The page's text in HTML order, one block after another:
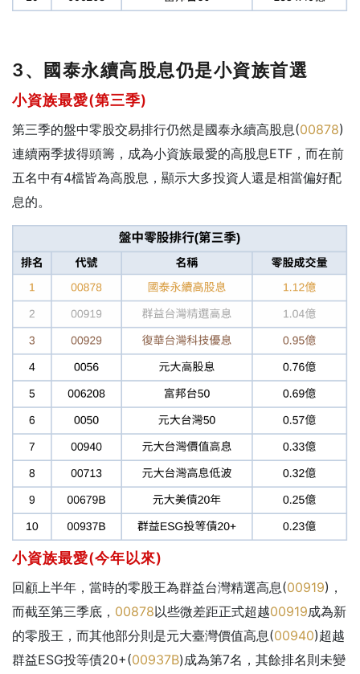
3、國泰永續高股息仍是小資族首選
小資族最愛(第三季)
第三季的盤中零股交易排行仍然是國泰永續高股息(00878)
連續兩季拔得頭籌，成為小資族最愛的高股息ETF，而在前
五名中有4檔皆為高股息，顯示大多投資人還是相當偏好配
息的。
小資族最愛(今年以來)
回顧上半年，當時的零股王為群益台灣精選高息(00919)，
而截至第三季底， 00878以些微差距正式超越00919成為新
的零股王，而其他部分則是元大臺灣價值高息(00940)超越
群益ESG投等債20+(00937B)成為第7名，其餘排名則未變